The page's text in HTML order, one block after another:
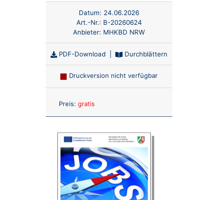
Datum: 24.06.2026
Art.-Nr.: B-20260624
Anbieter: MHKBD NRW
PDF-Download Durchblättern
Druckversion nicht verfügbar
Preis: gratis